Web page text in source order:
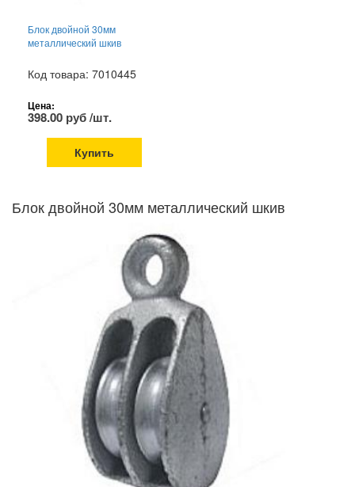
Блок двойной 30мм
металлический шкив
Код товара: 7010445
Цена:
398.00 руб /шт.
Купить
Блок двойной 30мм металлический шкив